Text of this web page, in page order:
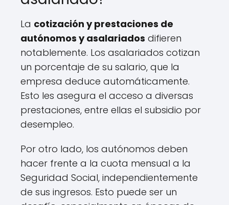
La cotización y prestaciones de
autónomos y asalariados difieren
notablemente. Los asalariados cotizan
un porcentaje de su salario, que la
empresa deduce automáticamente.
Esto les asegura el acceso a diversas
prestaciones, entre ellas el subsidio por
desempleo.
Por otro lado, los autónomos deben
hacer frente a la cuota mensual a la
Seguridad Social, independientemente
de sus ingresos. Esto puede ser un